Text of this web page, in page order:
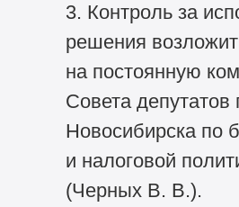
3. Контроль за
решения
на постоянную
Совета депутатов
Новосибирска по
и налоговой
(Черных В. В.).